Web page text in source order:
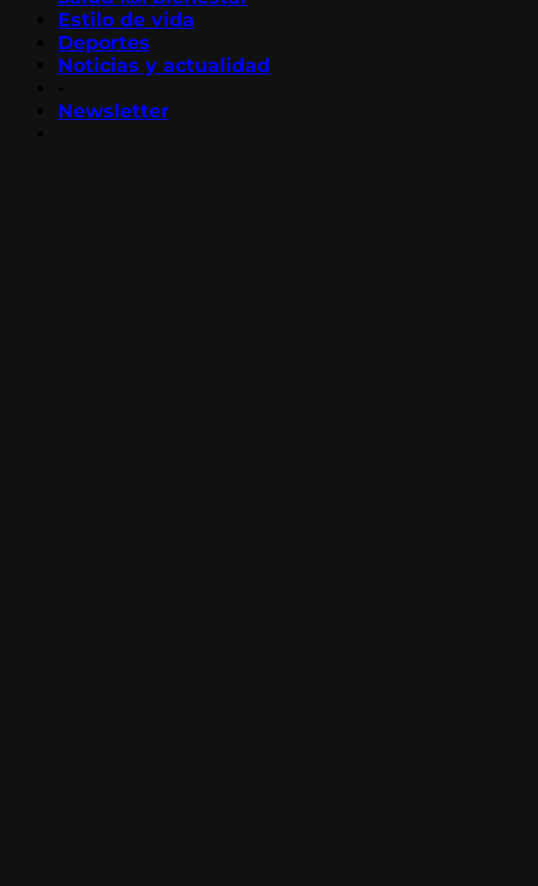
Estilo de vida
Deportes
Noticias y actualidad
Newsletter